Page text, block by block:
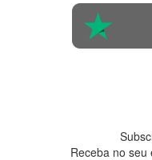
Receba no seu